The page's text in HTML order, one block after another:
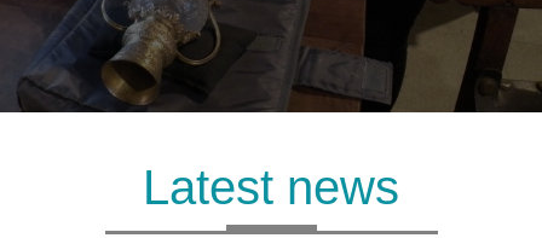
Latest news